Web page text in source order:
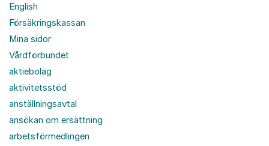
English
Försäkringskassan
Mina sidor
Vårdförbundet
aktiebolag
aktivitetsstöd
anställningsavtal
ansökan om ersättning
arbetsförmedlingen